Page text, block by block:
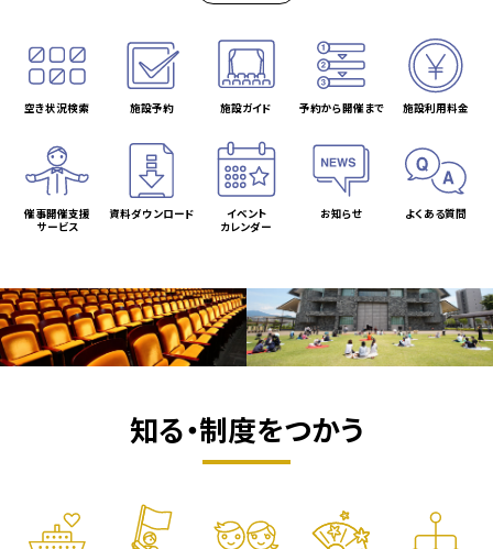
空き状況検索 施設予約 施設ガイド 予約から開催まで 施設利用料金
催事開催支援
サービス
資料ダウンロード
イベント
カレンダー
お知らせ よくある質問
知る・制度をつかう